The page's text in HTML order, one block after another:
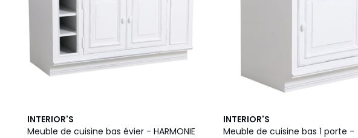
INTERIOR'S
Meuble de cuisine bas évier - HARMONIE
INTERIOR'S
Meuble de cuisine bas 1 porte -